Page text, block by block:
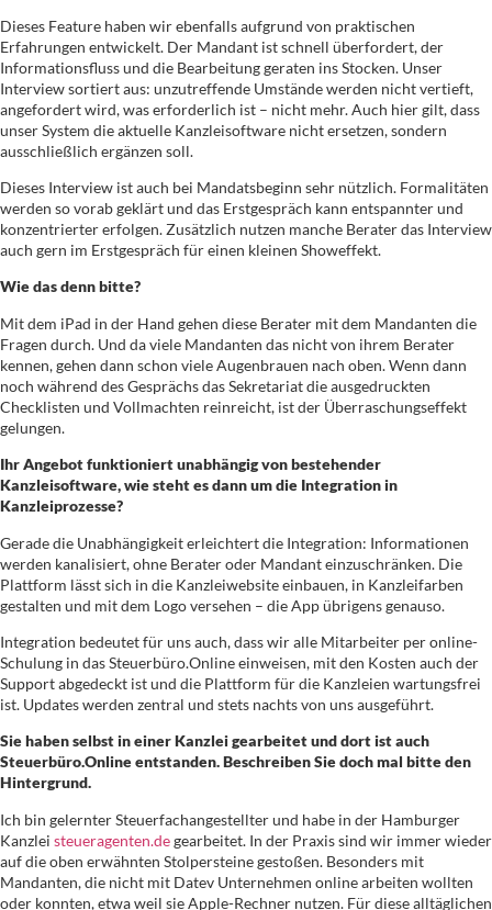
Dieses Feature haben wir ebenfalls aufgrund von praktischen
Erfahrungen entwickelt. Der Mandant ist schnell überfordert, der
Informationsfluss und die Bearbeitung geraten ins Stocken. Unser
Interview sortiert aus: unzutreffende Umstände werden nicht vertieft,
angefordert wird, was erforderlich ist – nicht mehr. Auch hier gilt, dass
unser System die aktuelle Kanzleisoftware nicht ersetzen, sondern
ausschließlich ergänzen soll.
Dieses Interview ist auch bei Mandatsbeginn sehr nützlich. Formalitäten
werden so vorab geklärt und das Erstgespräch kann entspannter und
konzentrierter erfolgen. Zusätzlich nutzen manche Berater das Interview
auch gern im Erstgespräch für einen kleinen Showeffekt.
Wie das denn bitte?
Mit dem iPad in der Hand gehen diese Berater mit dem Mandanten die
Fragen durch. Und da viele Mandanten das nicht von ihrem Berater
kennen, gehen dann schon viele Augenbrauen nach oben. Wenn dann
noch während des Gesprächs das Sekretariat die ausgedruckten
Checklisten und Vollmachten reinreicht, ist der Überraschungseffekt
gelungen.
Ihr Angebot funktioniert unabhängig von bestehender
Kanzleisoftware, wie steht es dann um die Integration in
Kanzleiprozesse?
Gerade die Unabhängigkeit erleichtert die Integration: Informationen
werden kanalisiert, ohne Berater oder Mandant einzuschränken. Die
Plattform lässt sich in die Kanzleiwebsite einbauen, in Kanzleifarben
gestalten und mit dem Logo versehen – die App übrigens genauso.
Integration bedeutet für uns auch, dass wir alle Mitarbeiter per online-
Schulung in das Steuerbüro.Online einweisen, mit den Kosten auch der
Support abgedeckt ist und die Plattform für die Kanzleien wartungsfrei
ist. Updates werden zentral und stets nachts von uns ausgeführt.
Sie haben selbst in einer Kanzlei gearbeitet und dort ist auch
Steuerbüro.Online entstanden. Beschreiben Sie doch mal bitte den
Hintergrund.
Ich bin gelernter Steuerfachangestellter und habe in der Hamburger
Kanzlei steueragenten.degearbeitet. In der Praxis sind wir immer wieder
auf die oben erwähnten Stolpersteine gestoßen. Besonders mit
Mandanten, die nicht mit Datev Unternehmen online arbeiten wollten
oder konnten, etwa weil sie Apple-Rechner nutzen. Für diese alltäglichen